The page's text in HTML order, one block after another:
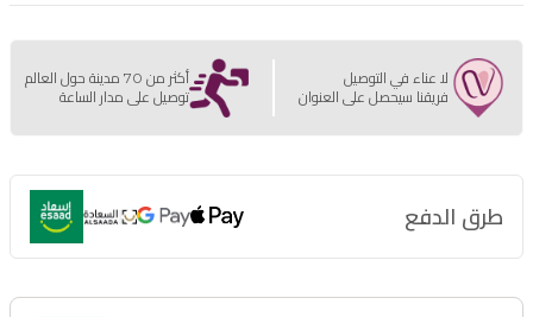
لا عناء في التوصيل
فريقنا سيحصل على العنوان
أكثر من 70 مدينة حول العالم
توصيل على مدار الساعة
طرق الدفع